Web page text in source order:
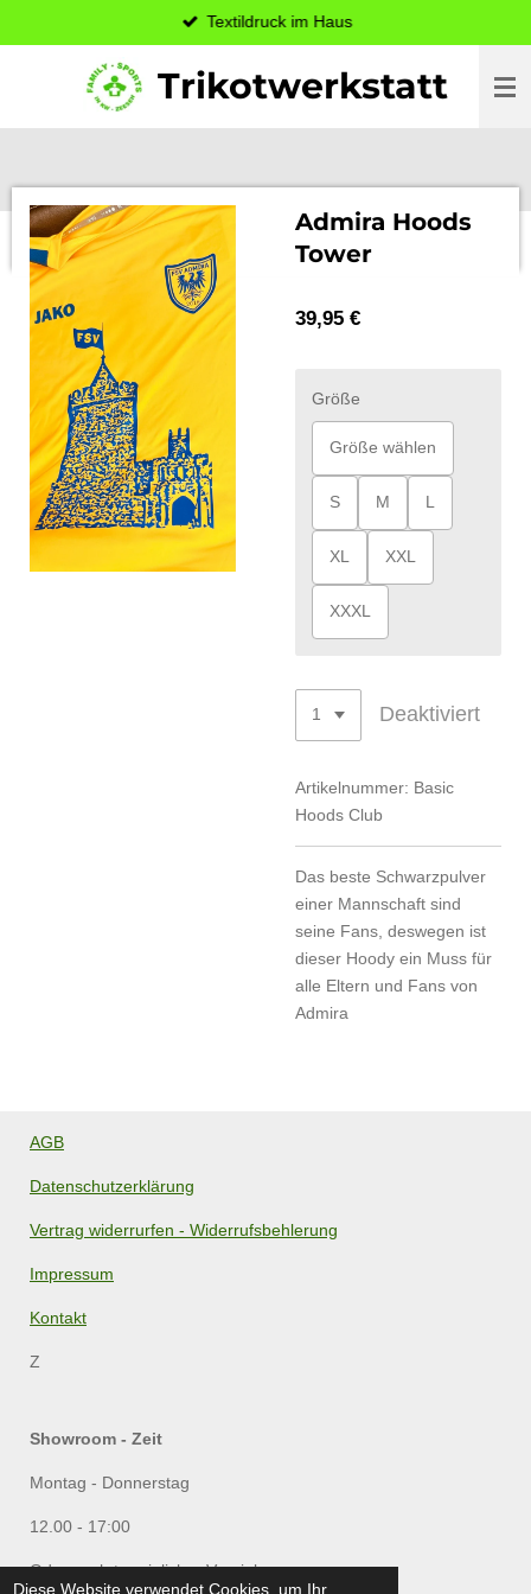
Diese Website verwendet Cookies, um Ihr
Hauptinhalt
Trikotwerkstatt
Textildruck im Haus
Admira Hoods
Tower
39,95 €
Größe
Größe wählen
S M L
XL XXL
XXXL
Deaktiviert
Artikelnummer: Basic
Hoods Club
Das beste Schwarzpulver
einer Mannschaft sind
seine Fans, deswegen ist
dieser Hoody ein Muss für
alle Eltern und Fans von
Admira
AGB
Datenschutzerklärung
Vertrag widerrurfen - Widerrufsbehlerung
Impressum
Kontakt
Z
Showroom - Zeit
Montag - Donnerstag
12.00 - 17:00
Oder nach terminlicher Vereinbarung